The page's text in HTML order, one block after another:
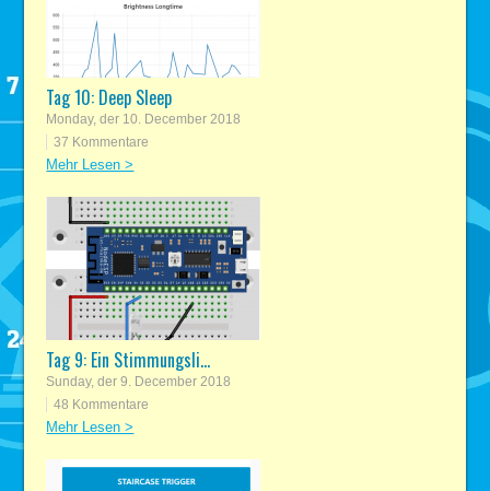
Tag 10: Deep Sleep
Monday, der 10. December 2018
37 Kommentare
Mehr Lesen >
Tag 9: Ein Stimmungsli...
Sunday, der 9. December 2018
48 Kommentare
Mehr Lesen >